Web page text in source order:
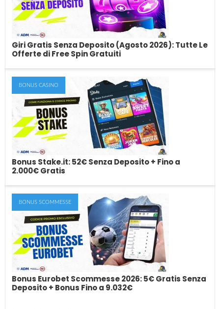
Le migliori offerte di bonus senza deposito per le scommesse, il
casino, le slot ed...
Giri Gratis Senza Deposito (Agosto 2026): Tutte Le
Offerte di Free Spin Gratuiti
Giri Gratis Senza Deposito (Agosto 2026):
Tutte Le Offerte di Free Spin Gratuiti
Immagina di entrare in un casinò online e ricevere un bonus di
benvenuto sotto forma...
BONUS CASINO
Bonus Stake.it: 52€ Senza Deposito + Fino a
2.000€ Gratis
Bonus Stake.it: 52€ Senza Deposito + Fino a
2.000€ Gratis
Il bonus Stake.it è una delle promozioni casino più interessanti
tra quelle disponibili per i...
BONUS SCOMMESSE
Bonus Eurobet Scommesse 2026: 5€ Gratis Senza
Deposito + Bonus Fino a 9.032€